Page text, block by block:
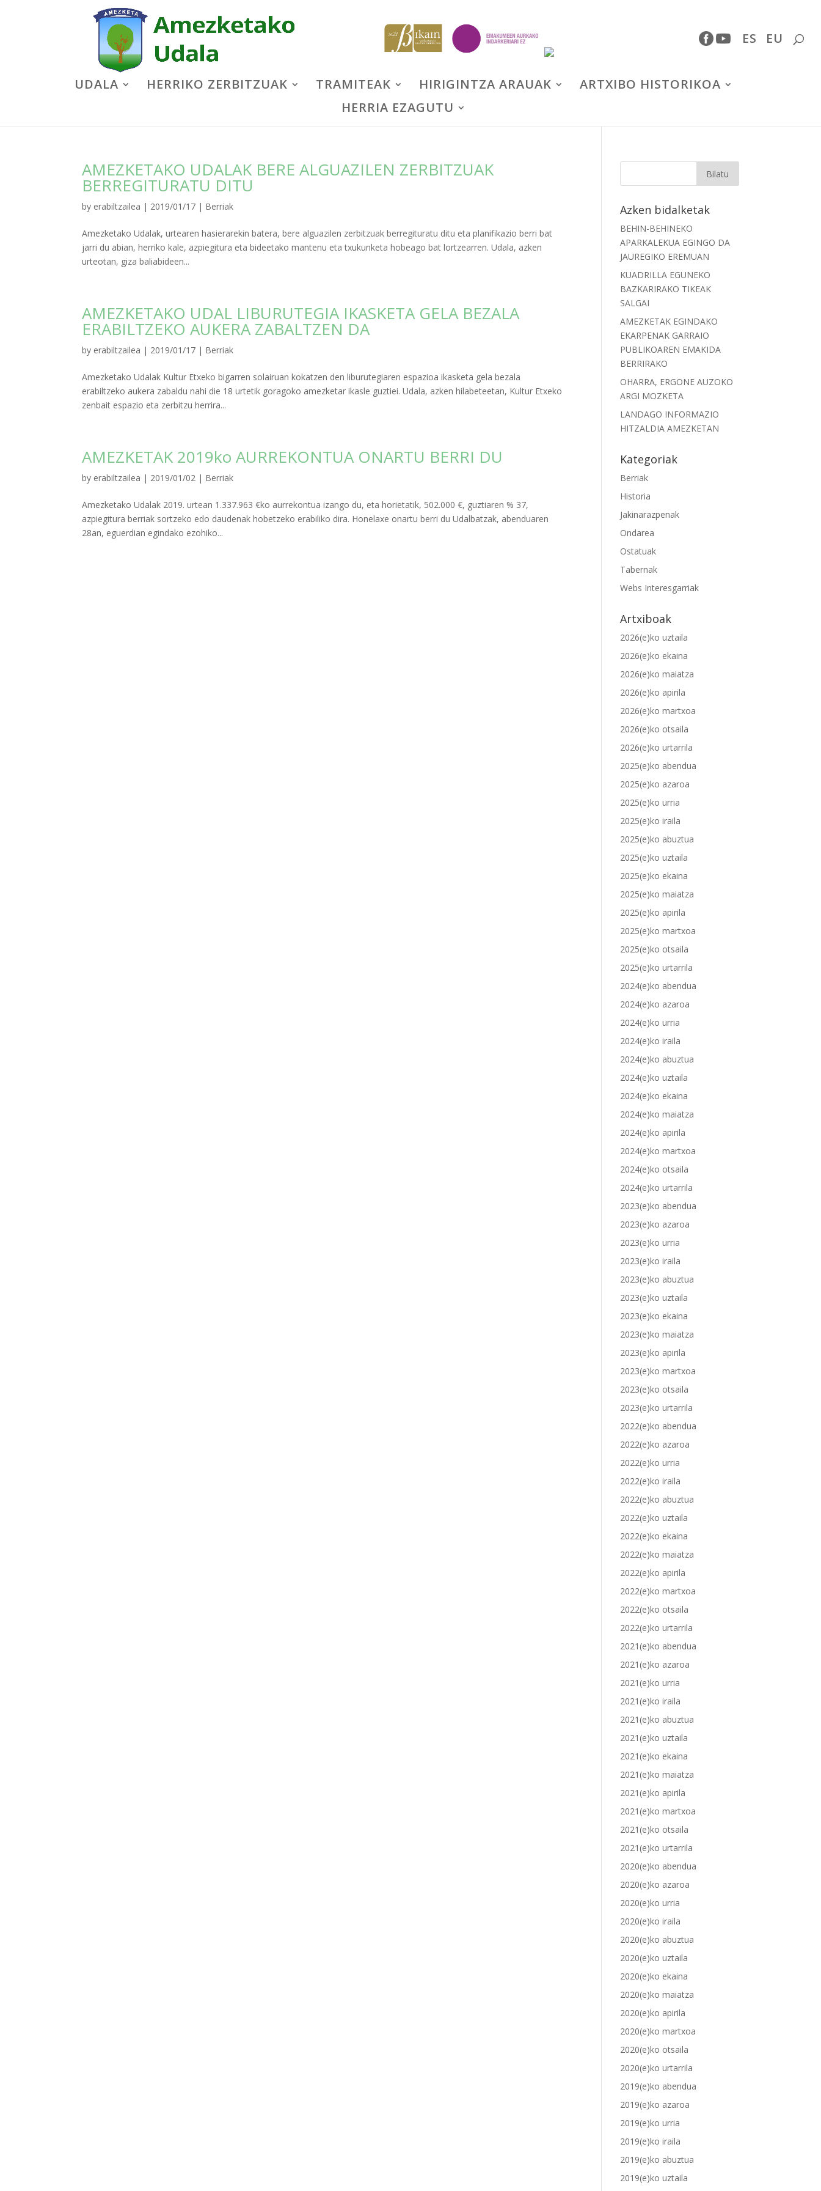
UDALA HERRIKO ZERBITZUAK TRAMITEAK HIRIGINTZA ARAUAK
ARTXIBO HISTORIKOA
HERRIA EZAGUTU
EU
ES
AMEZKETAKO UDALAK BERE ALGUAZILEN ZERBITZUAK
BERREGITURATU DITU
by erabiltzailea | 2019/01/17 | Berriak
Amezketako Udalak, urtearen hasierarekin batera, bere alguazilen zerbitzuak berregituratu ditu eta planifikazio berri bat
jarri du abian, herriko kale, azpiegitura eta bideetako mantenu eta txukunketa hobeago bat lortzearren. Udala, azken
urteotan, giza baliabideen...
AMEZKETAKO UDAL LIBURUTEGIA IKASKETA GELA BEZALA
ERABILTZEKO AUKERA ZABALTZEN DA
by erabiltzailea | 2019/01/17 | Berriak
Amezketako Udalak Kultur Etxeko bigarren solairuan kokatzen den liburutegiaren espazioa ikasketa gela bezala
erabiltzeko aukera zabaldu nahi die 18 urtetik goragoko amezketar ikasle guztiei. Udala, azken hilabeteetan, Kultur Etxeko
zenbait espazio eta zerbitzu herrira...
AMEZKETAK 2019ko AURREKONTUA ONARTU BERRI DU
by erabiltzailea | 2019/01/02 | Berriak
Amezketako Udalak 2019. urtean 1.337.963 €ko aurrekontua izango du, eta horietatik, 502.000 €, guztiaren % 37,
azpiegitura berriak sortzeko edo daudenak hobetzeko erabiliko dira. Honelaxe onartu berri du Udalbatzak, abenduaren
28an, eguerdian egindako ezohiko...
Azken bidalketak
BEHIN-BEHINEKO
APARKALEKUA EGINGO DA
JAUREGIKO EREMUAN
KUADRILLA EGUNEKO
BAZKARIRAKO TIKEAK
SALGAI
AMEZKETAK EGINDAKO
EKARPENAK GARRAIO
PUBLIKOAREN EMAKIDA
BERRIRAKO
OHARRA, ERGONE AUZOKO
ARGI MOZKETA
LANDAGO INFORMAZIO
HITZALDIA AMEZKETAN
Kategoriak
Berriak
Historia
Jakinarazpenak
Ondarea
Ostatuak
Tabernak
Webs Interesgarriak
Artxiboak
2026(e)ko uztaila
2026(e)ko ekaina
2026(e)ko maiatza
2026(e)ko apirila
2026(e)ko martxoa
2026(e)ko otsaila
2026(e)ko urtarrila
2025(e)ko abendua
2025(e)ko azaroa
2025(e)ko urria
2025(e)ko iraila
2025(e)ko abuztua
2025(e)ko uztaila
2025(e)ko ekaina
2025(e)ko maiatza
2025(e)ko apirila
2025(e)ko martxoa
2025(e)ko otsaila
2025(e)ko urtarrila
2024(e)ko abendua
2024(e)ko azaroa
2024(e)ko urria
2024(e)ko iraila
2024(e)ko abuztua
2024(e)ko uztaila
2024(e)ko ekaina
2024(e)ko maiatza
2024(e)ko apirila
2024(e)ko martxoa
2024(e)ko otsaila
2024(e)ko urtarrila
2023(e)ko abendua
2023(e)ko azaroa
2023(e)ko urria
2023(e)ko iraila
2023(e)ko abuztua
2023(e)ko uztaila
2023(e)ko ekaina
2023(e)ko maiatza
2023(e)ko apirila
2023(e)ko martxoa
2023(e)ko otsaila
2023(e)ko urtarrila
2022(e)ko abendua
2022(e)ko azaroa
2022(e)ko urria
2022(e)ko iraila
2022(e)ko abuztua
2022(e)ko uztaila
2022(e)ko ekaina
2022(e)ko maiatza
2022(e)ko apirila
2022(e)ko martxoa
2022(e)ko otsaila
2022(e)ko urtarrila
2021(e)ko abendua
2021(e)ko azaroa
2021(e)ko urria
2021(e)ko iraila
2021(e)ko abuztua
2021(e)ko uztaila
2021(e)ko ekaina
2021(e)ko maiatza
2021(e)ko apirila
2021(e)ko martxoa
2021(e)ko otsaila
2021(e)ko urtarrila
2020(e)ko abendua
2020(e)ko azaroa
2020(e)ko urria
2020(e)ko iraila
2020(e)ko abuztua
2020(e)ko uztaila
2020(e)ko ekaina
2020(e)ko maiatza
2020(e)ko apirila
2020(e)ko martxoa
2020(e)ko otsaila
2020(e)ko urtarrila
2019(e)ko abendua
2019(e)ko azaroa
2019(e)ko urria
2019(e)ko iraila
2019(e)ko abuztua
2019(e)ko uztaila